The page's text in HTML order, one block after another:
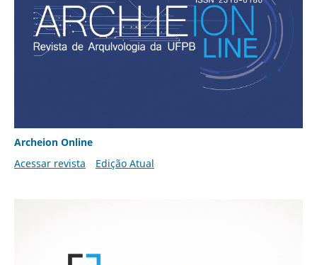
Archeion Online
Acessar revista
Edição Atual